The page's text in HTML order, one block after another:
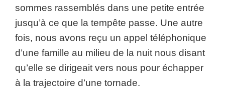
sommes rassemblés dans une petite entrée
jusqu’à ce que la tempête passe. Une autre
fois, nous avons reçu un appel téléphonique
d’une famille au milieu de la nuit nous disant
qu’elle se dirigeait vers nous pour échapper
à la trajectoire d’une tornade.